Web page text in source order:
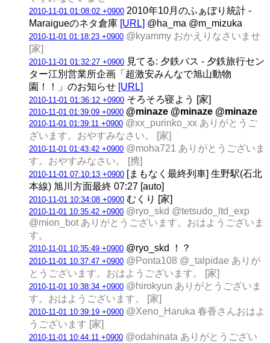
2010-11-01 01:08:02 +0900 2010年10月のふぁぼり統計 -
Maraigueのネタ倉庫 [URL] @ha_ma @m_mizuka
2010-11-01 01:18:23 +0900 @kyammy おかえりなさいませ
[家]
2010-11-01 01:32:27 +0900 見てる: 夕鉄バス - 夕鉄旅行セン
ター江別営業所企画「超激安みんなで旭山動物
園！！」のお知らせ [URL]
2010-11-01 01:36:12 +0900 そろそろ寝よう [家]
2010-11-01 01:39:09 +0900 @minaze @minaze @minaze
2010-11-01 01:39:11 +0900 @xx_purinko_xx ありがとうご
ざいます。おやすみなさい。 [家]
2010-11-01 01:43:42 +0900 @moha721 ありがとうございま
す。おやすみなさい。 [携]
2010-11-01 07:10:13 +0900 [まもなく最終列車] 生野駅(石北
本線) 旭川方面最終 07:27 [auto]
2010-11-01 10:34:08 +0900 むくり [家]
2010-11-01 10:35:42 +0900 @ryo_skd @tetsudo_ltd_exp
@mion_bot ありがとうございます。おはようございま
す。
2010-11-01 10:35:49 +0900 @ryo_skd ！？
2010-11-01 10:37:47 +0900 @Ponta108 @_talpidae ありが
とうございます。おはようございます。 [家]
2010-11-01 10:38:34 +0900 @hirokyun ありがとうございま
す。おはようございます。 [家]
2010-11-01 10:39:19 +0900 @Xeno_Haruka 春香さんおはよ
うございます [家]
2010-11-01 10:44:11 +0900 @odahinata ありがとうござい